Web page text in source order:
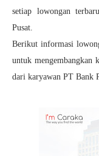
setiap lowongan
Pusat.
Berikut informasi
untuk mengembangkan
dari karyawan PT Bank